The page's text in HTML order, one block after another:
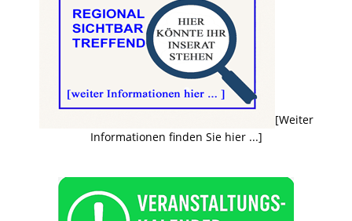
[Weiter
Informationen finden Sie hier ...]